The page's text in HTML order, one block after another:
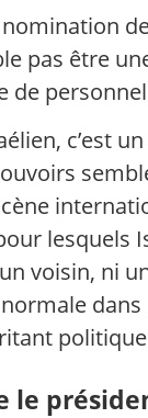
nomination
pas être
de
c’est
lesquels
voisin, ni
le